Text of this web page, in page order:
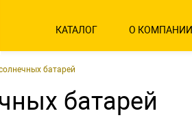
КАТАЛОГ О КОМПАНИИ
батарей
батарей